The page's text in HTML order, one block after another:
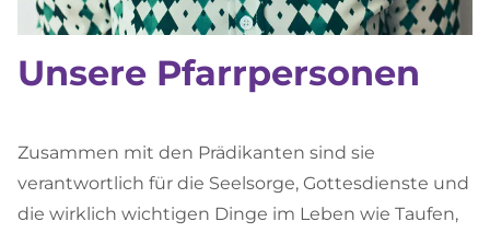
Unsere Pfarrpersonen
Zusammen mit den Prädikanten sind sie
verantwortlich für die Seelsorge, Gottesdienste und
die wirklich wichtigen Dinge im Leben wie Taufen,